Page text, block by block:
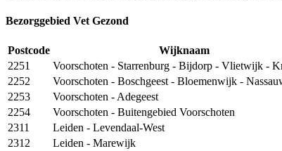
Bezorggebied Vet Gezond
Postcode Wijknaam
2251
Voorschoten - Starrenburg - Bijdorp - Vlietwijk -
2252
Voorschoten - Boschgeest - Bloemenwijk -
2253
Voorschoten - Adegeest
2254
Voorschoten - Buitengebied Voorschoten
2311
Leiden - Levendaal-West
2312
Leiden - Marewijk